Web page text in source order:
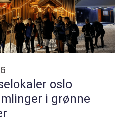
oslo
i grønne